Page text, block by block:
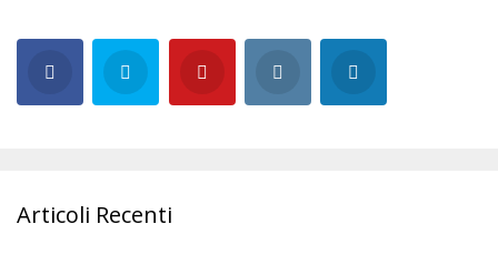
Articoli Recenti